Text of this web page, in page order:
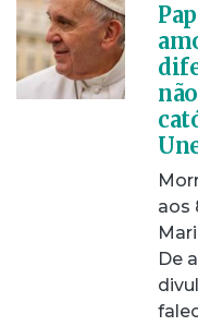
aos
De